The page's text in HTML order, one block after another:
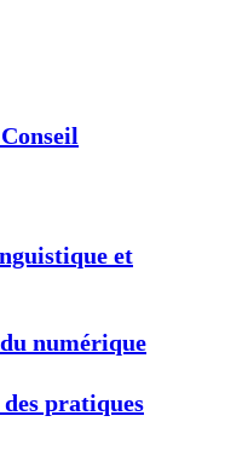
et
numérique
pratiques